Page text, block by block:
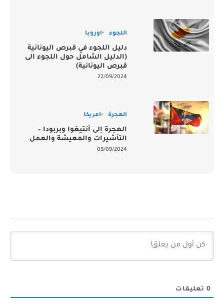
اللجوء اوروبا
دليل اللجوء في قبرص اليونانية
(الدليل الشامل حول اللجوء الى
قبرص اليونانية)
22/09/2024
الهجرة امريكا
الهجرة إلى أنتيغوا وبربودا –
التأشيرات والمعيشة والعمل
09/09/2024
0 تعليقات